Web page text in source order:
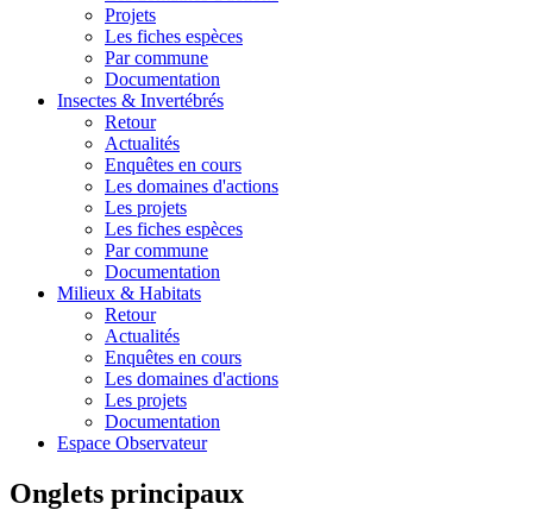
Projets
Les fiches espèces
Par commune
Documentation
Insectes & Invertébrés
Retour
Actualités
Enquêtes en cours
Les domaines d'actions
Les projets
Les fiches espèces
Par commune
Documentation
Milieux & Habitats
Retour
Actualités
Enquêtes en cours
Les domaines d'actions
Les projets
Documentation
Espace Observateur
Onglets principaux